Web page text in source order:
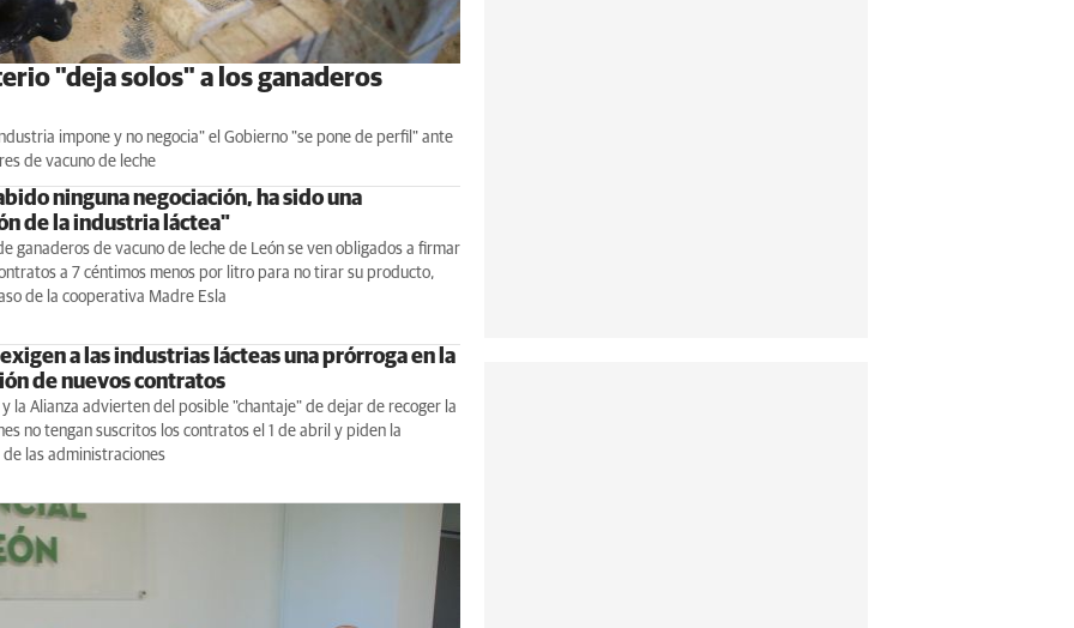
"deja solos" a los ganaderos
impone y no negocia" el Gobierno "se pone de perfil" ante
de vacuno de leche
ninguna negociación, ha sido una
de la industria láctea"
ganaderos de vacuno de leche de León se ven obligados a firmar
a 7 céntimos menos por litro para no tirar su producto,
de la cooperativa Madre Esla
a las industrias lácteas una prórroga en la
de nuevos contratos
y la Alianza advierten del posible "chantaje" de dejar de recoger la
no tengan suscritos los contratos el 1 de abril y piden la
las administraciones